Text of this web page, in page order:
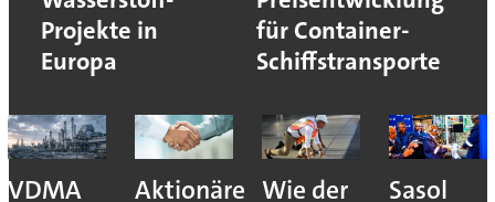
Projekte in
Europa
für Container-
Schiffstransporte
VDMA
Aktionäre Wie der
Sasol